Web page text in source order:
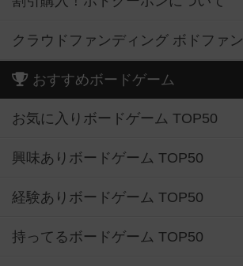
クラウドファンディング ボドファン
おすすめボードゲーム
お気に入りボードゲーム TOP50
興味ありボードゲーム TOP50
経験ありボードゲーム TOP50
持ってるボードゲーム TOP50